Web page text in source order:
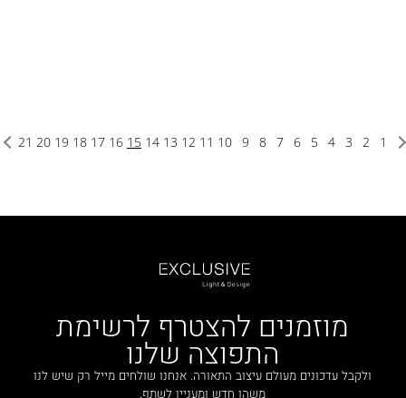
1
2
3
4
5
6
7
8
9
10
11
12
13
14
15
16
17
18
19
20
21
מוזמנים להצטרף לרשימת
התפוצה שלנו
ולקבל עדכונים מעולם עיצוב התאורה. אנחנו שולחים מייל רק שיש לנו
משהו חדש ומעניין לשתף.